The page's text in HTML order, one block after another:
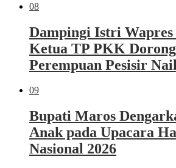
08
Dampingi Istri
Ketua TP PKK
Perempuan Pesisir
09
Bupati Maros
Anak pada Upacara
Nasional 2026